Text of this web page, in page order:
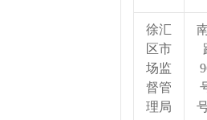
徐汇
区市
场监
督管
理局